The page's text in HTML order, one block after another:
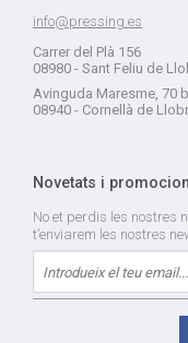
info@pressing.es
Carrer del Plà 156
08980 - Sant Feliu de
Avinguda Maresme, 70
08940 - Cornellà de
Novetats i
No et perdis les nostres
t’enviarem les nostres